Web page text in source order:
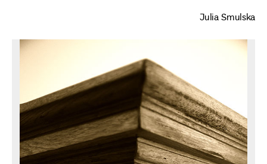
Julia Smulska